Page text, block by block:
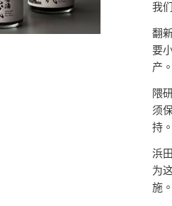
我
翻
要
产。
隈
须
持
浜
为
施。